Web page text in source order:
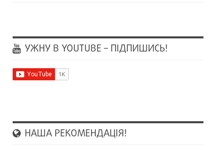
УЖНУ В YOUTUBE – ПІДПИШИСЬ!
НАША РЕКОМЕНДАЦІЯ!